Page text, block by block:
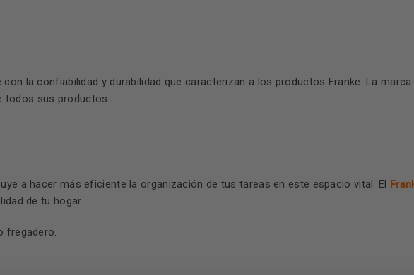
la confiabilidad y durabilidad que caracterizan a los productos Franke. La
todos sus productos.
a hacer más eficiente la organización de tus tareas en este espacio vital. El
de tu hogar.
fregadero.